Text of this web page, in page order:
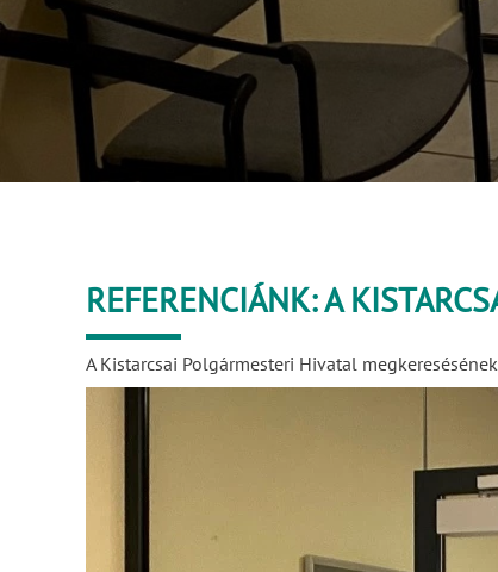
REFERENCIÁNK: A
A Kistarcsai Polgármesteri Hivatal